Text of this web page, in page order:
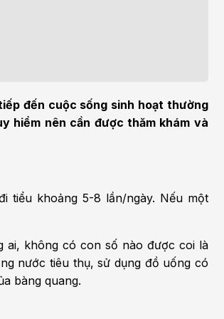
Tâm lý và sức khỏe tâm
thần
đến cuộc sống sinh hoạt thường
hiểm nên cần được thăm khám và
tiểukhoảng 5-8 lần/ngày. Nếu một
ai, không có con số nào được coi là
nước tiêu thụ, sử dụng đồ uống có
bàng quang.